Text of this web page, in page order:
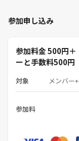
・14:50 春日部駅（もし
・15:00 謎解き開始予定
・17:30ごろ、謎解き
希望者で、春日部の
・カメラ機能を搭載し
参加申し込み
参加料金 500円
ーと手数料500円
対象 メンバー
参加料